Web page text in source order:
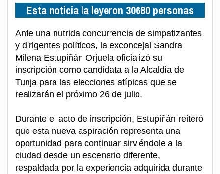
Esta noticia la leyeron 30680 personas
Ante una nutrida concurrencia de simpatizantes
y dirigentes políticos, la exconcejal Sandra
Milena Estupiñán Orjuela oficializó su
inscripción como candidata a la Alcaldía de
Tunja para las elecciones atípicas que se
realizarán el próximo 26 de julio.
Durante el acto de inscripción, Estupiñán reiteró
que esta nueva aspiración representa una
oportunidad para continuar sirviéndole a la
ciudad desde un escenario diferente,
respaldada por la experiencia adquirida durante